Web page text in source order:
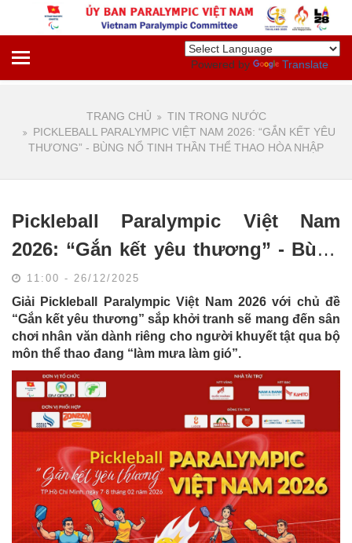
Powered by Translate
TRANG CHỦ
TIN TRONG NƯỚC
PICKLEBALL PARALYMPIC VIỆT NAM 2026: “GẮN KẾT YÊU
THƯƠNG” - BÙNG NỔ TINH THẦN THỂ THAO HÒA NHẬP
Pickleball Paralympic Việt Nam
2026: “Gắn kết yêu thương” - Bùng
nổ tinh thần thể thao hòa nhập
11:00 - 26/12/2025
Giải Pickleball Paralympic Việt Nam 2026 với chủ đề
“Gắn kết yêu thương” sắp khởi tranh sẽ mang đến sân
chơi nhân văn dành riêng cho người khuyết tật qua bộ
môn thể thao đang “làm mưa làm gió”.